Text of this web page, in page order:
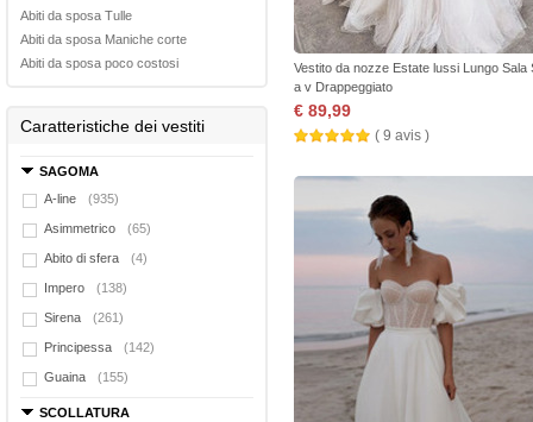
Abiti da sposa Tulle
Abiti da sposa Maniche corte
Abiti da sposa poco costosi
Caratteristiche dei vestiti
SAGOMA
A-line
(935)
Asimmetrico (65)
Abito di sfera (4)
Impero (138)
Sirena (261)
Principessa (142)
Guaina (155)
SCOLLATURA
Vestito da nozze Estate lussi Lungo Sala
a v Drappeggiato
€ 89,99
( 9 avis )